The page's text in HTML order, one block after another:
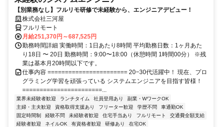
【別業務なし】フルリモ研修で未経験から、エンジニアデビュー！
株式会社三河屋
フルリモート
月給251,370円～687,525円
勤務時間詳細 実働時間：1日あたり8時間 平均勤務日数：1ヶ月あた
り18日 〜 20日 勤務時間：9:00〜18:00（休憩時間 1時間00分） ※残
業は基本月20時間以下です。
仕事内容 ======================= 20−30代活躍中！ 現在、プロ
グラミング学習を頑張っている システムエンジニアを目指す皆様！
=======================...
業界未経験者歓迎 ランチタイム 社員登用あり
副業・WワークOK
主婦・主夫歓迎
資格取得支援あり フリーター歓迎 学歴不問
車通勤OK
固定時間制
経験不問 未経験者歓迎 住宅手当あり フルリモート
交通費全額支給
経験者歓迎
ネイルOK 有資格者歓迎 研修あり 在宅OK